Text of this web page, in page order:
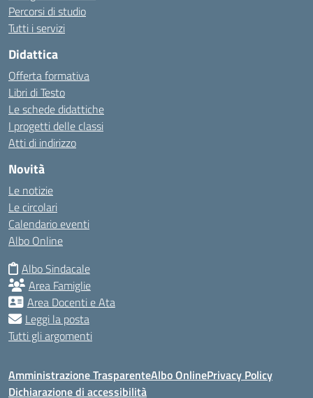
Percorsi di studio
Tutti i servizi
Didattica
Offerta formativa
Libri di Testo
Le schede didattiche
I progetti delle classi
Atti di indirizzo
Novità
Le notizie
Le circolari
Calendario eventi
Albo Online
Albo Sindacale
Area Famiglie
Area Docenti e Ata
Leggi la posta
Tutti gli argomenti
Amministrazione TrasparenteAlbo OnlinePrivacy Policy
Dichiarazione di accessibilità